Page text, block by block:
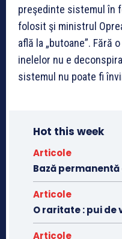
preşedinte sistemul în
folosit şi ministrul
află la „butoane”. Fără
inelelor nu e
sistemul nu poate fi
Hot this week
Articole
Bază permanentă
Articole
O raritate : pui de
Articole